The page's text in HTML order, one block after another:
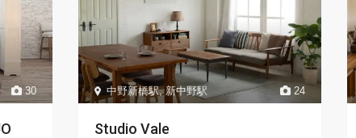
30 24
中野新橋駅,新中野駅
Studio Vale